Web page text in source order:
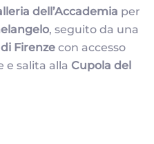
dell’Accademia per
, seguito da una
Firenze con accesso
e salita alla Cupola del